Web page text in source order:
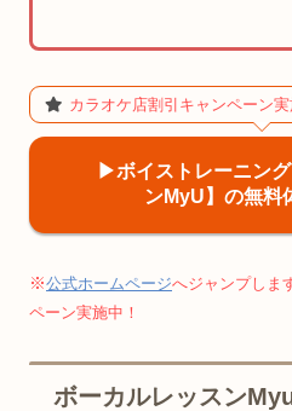
カラオケ店割引キャンペーン
▶︎ボイストレーニン
ンMyU】の無料
※公式ホームページへジャンプしま
ペーン実施中！
ボーカルレッスン